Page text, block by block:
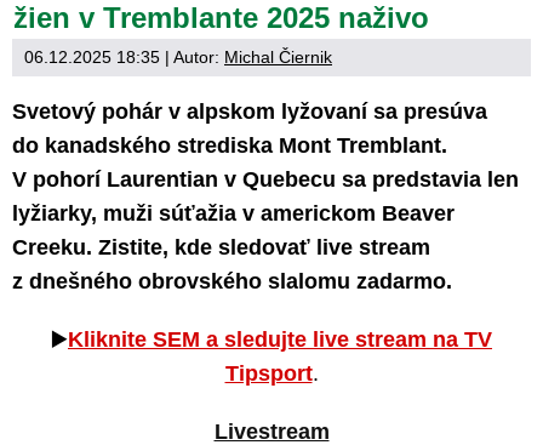
žien v Tremblante 2025 naživo
06.12.2025 18:35 | Autor: Michal Čiernik
Svetový pohár v alpskom lyžovaní sa presúva
do kanadského strediska Mont Tremblant.
V pohorí Laurentian v Quebecu sa predstavia len
lyžiarky, muži súťažia v americkom Beaver
Creeku. Zistite, kde sledovať live stream
z dnešného obrovského slalomu zadarmo.
▶️Kliknite SEM a sledujte live stream na TV
Tipsport.
Livestream